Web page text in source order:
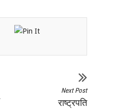
Next Post
राष्ट्रपति